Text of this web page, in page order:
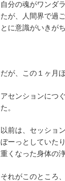
自分の魂がワンダ
たが、人間界で過
とに意識がいきが
だが、この１ヶ月
アセンションにつ
た。
以前は、セッショ
ぼーっとしていた
重くなった身体の
それがこのところ